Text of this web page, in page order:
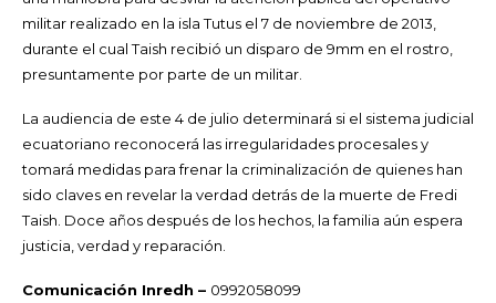
militar realizado en la isla Tutus el 7 de noviembre de 2013,
durante el cual Taish recibió un disparo de 9mm en el rostro,
presuntamente por parte de un militar.
La audiencia de este 4 de julio determinará si el sistema judicial
ecuatoriano reconocerá las irregularidades procesales y
tomará medidas para frenar la criminalización de quienes han
sido claves en revelar la verdad detrás de la muerte de Fredi
Taish. Doce años después de los hechos, la familia aún espera
justicia, verdad y reparación.
Comunicación Inredh – 0992058099